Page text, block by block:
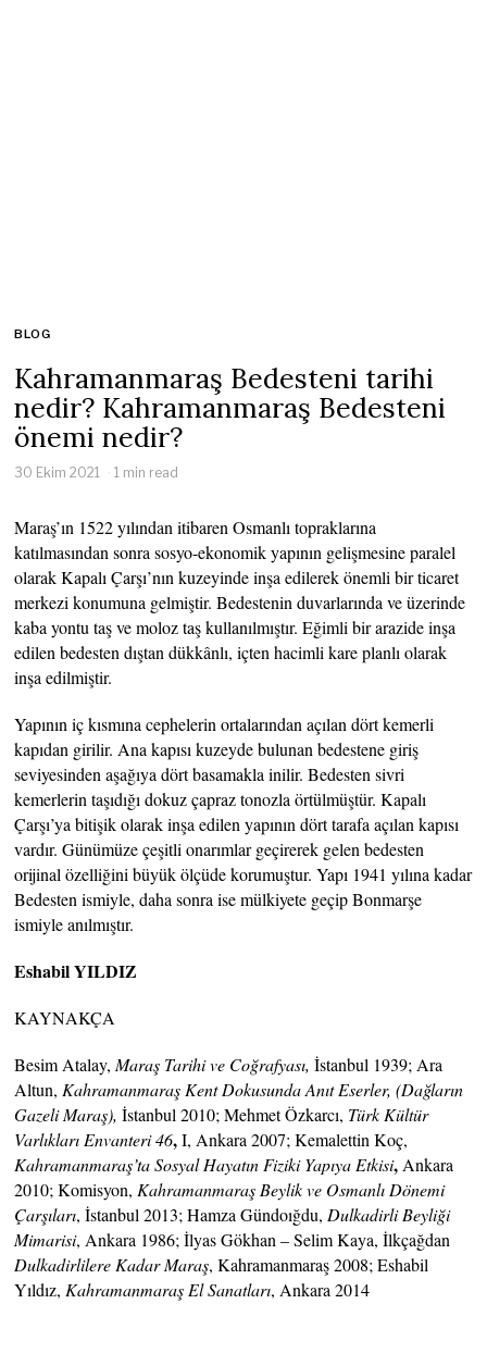
BLOG
Kahramanmaraş Bedesteni tarihi
nedir? Kahramanmaraş Bedesteni
önemi nedir?
30 Ekim 2021 1 min read
Maraş’ın 1522 yılından itibaren Osmanlı topraklarına
katılmasından sonra sosyo-ekonomik yapının gelişmesine paralel
olarak Kapalı Çarşı’nın kuzeyinde inşa edilerek önemli bir ticaret
merkezi konumuna gelmiştir. Bedestenin duvarlarında ve üzerinde
kaba yontu taş ve moloz taş kullanılmıştır. Eğimli bir arazide inşa
edilen bedesten dıştan dükkânlı, içten hacimli kare planlı olarak
inşa edilmiştir.
Yapının iç kısmına cephelerin ortalarından açılan dört kemerli
kapıdan girilir. Ana kapısı kuzeyde bulunan bedestene giriş
seviyesinden aşağıya dört basamakla inilir. Bedesten sivri
kemerlerin taşıdığı dokuz çapraz tonozla örtülmüştür. Kapalı
Çarşı’ya bitişik olarak inşa edilen yapının dört tarafa açılan kapısı
vardır. Günümüze çeşitli onarımlar geçirerek gelen bedesten
orijinal özelliğini büyük ölçüde korumuştur. Yapı 1941 yılına kadar
Bedesten ismiyle, daha sonra ise mülkiyete geçip Bonmarşe
ismiyle anılmıştır.
Eshabil YILDIZ
KAYNAKÇA
Besim Atalay,Maraş Tarihi ve Coğrafyası, İstanbul 1939; Ara
Altun,Kahramanmaraş Kent Dokusunda Anıt Eserler, (Dağların
Gazeli Maraş), İstanbul 2010; Mehmet Özkarcı, Türk Kültür
Varlıkları Envanteri 46,I, Ankara 2007; Kemalettin Koç,
Kahramanmaraş’ta Sosyal Hayatın Fiziki Yapıya Etkisi,Ankara
2010; Komisyon,Kahramanmaraş Beylik ve Osmanlı Dönemi
Çarşıları, İstanbul 2013; Hamza Gündoığdu,Dulkadirli Beyliği
Mimarisi, Ankara 1986; İlyas Gökhan – Selim Kaya, İlkçağdan
Dulkadirlilere Kadar Maraş, Kahramanmaraş 2008; Eshabil
Yıldız,Kahramanmaraş El Sanatları, Ankara 2014